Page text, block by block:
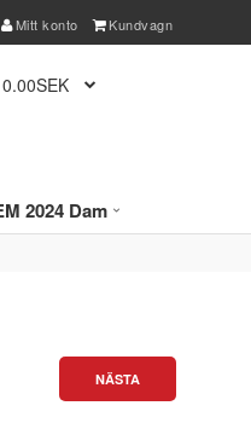
Mitt konto Kundvagn
0.00SEK
2024 Dam
NÄSTA